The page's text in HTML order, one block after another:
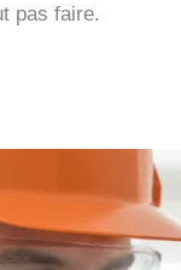
pas faire.